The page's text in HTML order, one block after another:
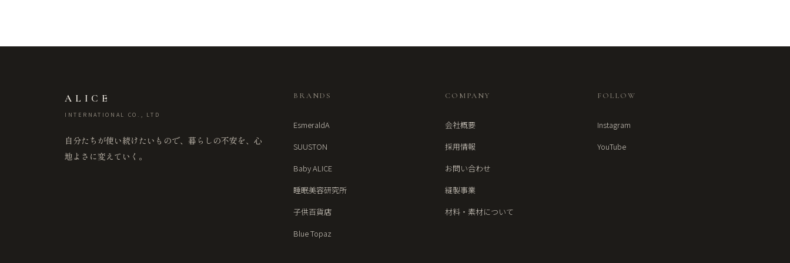
ALICE
INTERNATIONAL CO., LTD
自分たちが使い続けたいもので、暮らしの不安を、心
地よさに変えていく。
BRANDS
EsmeraldA
SUUSTON
Baby ALICE
睡眠美容研究所
子供百貨店
Blue Topaz
COMPANY
会社概要
採用情報
お問い合わせ
縫製事業
材料・素材について
FOLLOW
Instagram
YouTube